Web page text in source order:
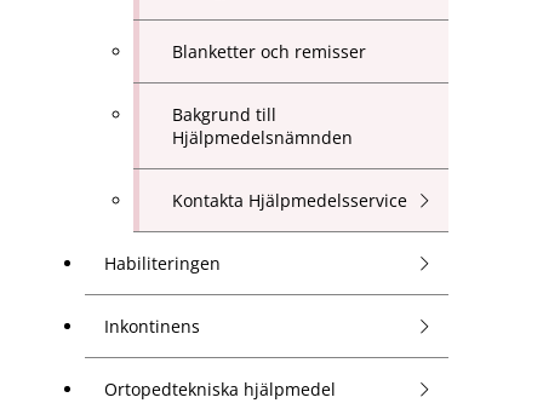
Blanketter och remisser
Bakgrund till
Hjälpmedelsnämnden
Kontakta Hjälpmedelsservice
Habiliteringen
Inkontinens
Ortopedtekniska hjälpmedel